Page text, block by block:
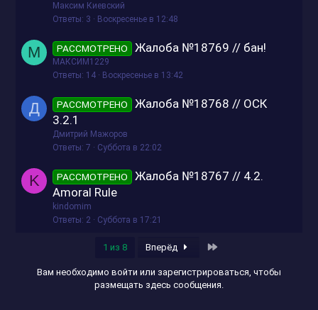
Максим Киевский
Ответы 3 Воскресенье в 12:48
М РАССМОТРЕНО Жалоба №18769 // бан!
МАКСИМ1229
Ответы 14 Воскресенье в 13:42
Д РАССМОТРЕНО
Жалоба №18768 // ОСК
3.2.1
Дмитрий Мажоров
Ответы 7 Суббота в 22:02
K РАССМОТРЕНО
Жалоба №18767 // 4.2.
Amoral Rule
kindomim
Ответы 2 Суббота в 17:21
1 из 8 Вперёд
Вам необходимо войти или зарегистрироваться, чтобы
размещать здесь сообщения.